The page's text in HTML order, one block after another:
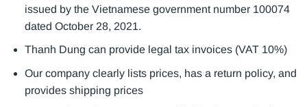
issued by the Vietnamese government number 100074
dated October 28, 2021.
Thanh Dung can provide legal tax invoices (VAT 10%)
Our company clearly lists prices, has a return policy, and
provides shipping prices